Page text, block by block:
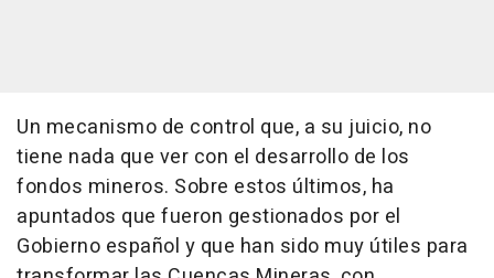
Un mecanismo de control que, a su juicio, no
tiene nada que ver con el desarrollo de los
fondos mineros. Sobre estos últimos, ha
apuntados que fueron gestionados por el
Gobierno español y que han sido muy útiles para